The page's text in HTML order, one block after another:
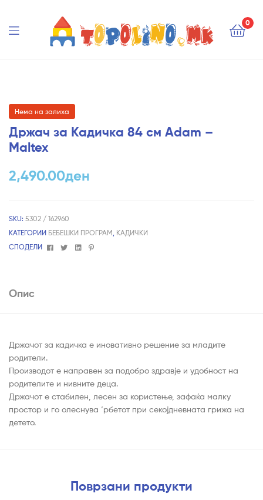
0
Нема на залиха
Држач за Кадичка 84 см Adam –
Maltex
2,490.00ден
SKU: 5302 / 162960
КАТЕГОРИИ БЕБЕШКИ ПРОГРАМ КАДИЧКИ
СПОДЕЛИ
FacebookTwitterLinkedin
Pinterest
Опис
Држачот за кадичка е иновативно решение за младите
родители.
Производот е направен за подобро здравје и удобност на
родителите и нивните деца.
Држачот е стабилен, лесен за користење, зафаќа малку
простор и го олеснува ‘рбетот при секојдневната грижа на
детето.
Поврзани продукти